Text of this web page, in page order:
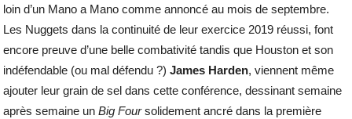
loin d’un Mano a Mano comme annoncé au mois de septembre.
Les Nuggets dans la continuité de leur exercice 2019 réussi, font
encore preuve d’une belle combativité tandis que Houston et son
indéfendable (ou mal défendu ?)James Harden, viennent même
ajouter leur grain de sel dans cette conférence, dessinant semaine
après semaine unBig Foursolidement ancré dans la première